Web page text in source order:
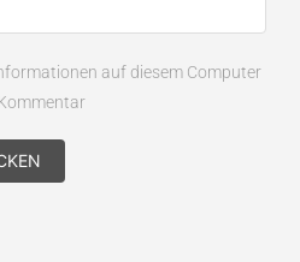
auf diesem Computer